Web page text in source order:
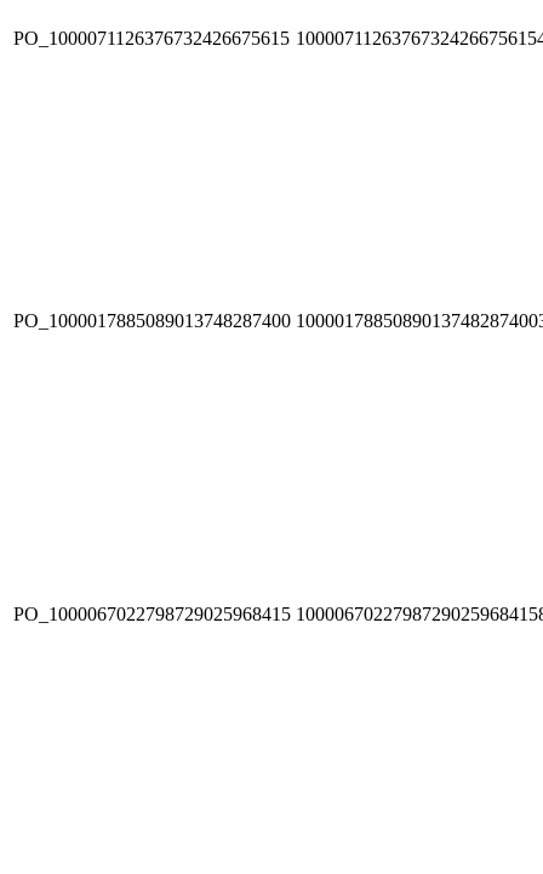
PO_1000071126376732426675615
PO_1000017885089013748287400
PO_1000067022798729025968415